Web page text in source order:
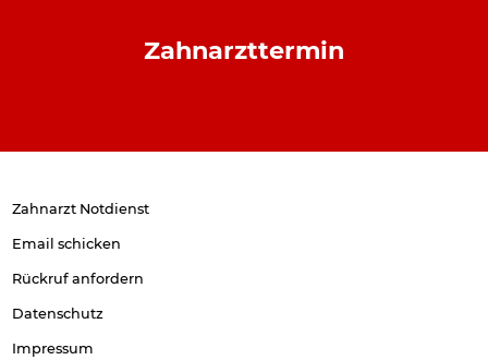
Zahnarzttermin
Zahnarzt Notdienst
Email schicken
Rückruf anfordern
Datenschutz
Impressum